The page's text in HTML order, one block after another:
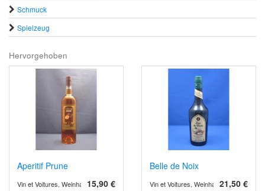
Schmuck
Spielzeug
Hervorgehoben
Aperitif Prune
15,90 €
Vin et Voitures, Weinhandel und Weinimport
Belle de Noix
21,50 €
Vin et Voitures, Weinhandel und